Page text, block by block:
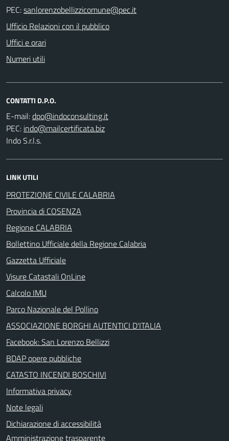
PEC:
Ufficio Relazioni con il pubblico
Uffici e orari
Numeri utili
CONTATTI D.P.O.
E-mail:
PEC:
Indo S.r.l.s.
LINK UTILI
PROTEZIONE CIVILE CALABRIA
Provincia di COSENZA
Regione CALABRIA
Bollettino Ufficiale della Regione Calabria
Gazzetta Ufficiale
Visure Catastali OnLine
Calcolo IMU
Parco Nazionale del Pollino
ASSOCIAZIONE BORGHI AUTENTICI D'ITALIA
Facebook: San Lorenzo Bellizzi
BDAP opere pubbliche
CATASTO INCENDI BOSCHIVI
Informativa privacy
Note legali
Dichiarazione di accessibilità
Amministrazione trasparente